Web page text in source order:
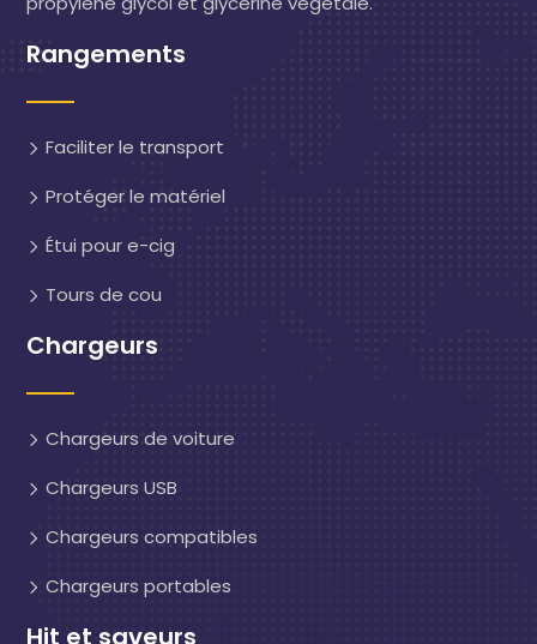
Rangements
Faciliter le transport
Protéger le matériel
Étui pour e-cig
Tours de cou
Chargeurs
Chargeurs de voiture
Chargeurs USB
Chargeurs compatibles
Chargeurs portables
Hit et saveurs